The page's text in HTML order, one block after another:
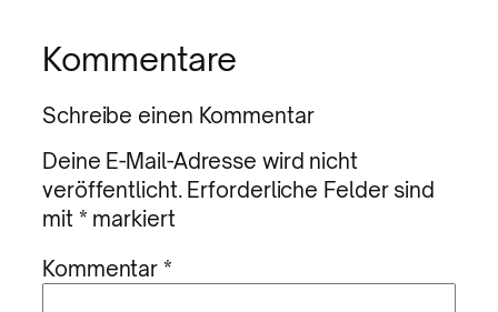
Kommentare
Schreibe einen Kommentar
Deine E-Mail-Adresse wird nicht
veröffentlicht. Erforderliche Felder sind
mit * markiert
Kommentar*